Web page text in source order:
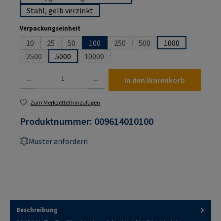
Stahl, gelb verzinkt
Verpackungseinheit
10(Diese Option ist zurzeit nicht verfügbar.)
25(Diese Option ist zurzeit nicht verfügbar.)
50(Diese Option ist zurzeit nicht verfügbar.)
100 250(Diese Option ist zurzeit nicht
500(Diese Option ist zurzeit
1000
2500(Diese Option ist zurzeit nicht verfügbar.)
5000 10000(Diese Option ist zurzeit nicht verfügbar.)
In den Warenkorb
Zum Merkzettel hinzufügen
Produktnummer: 009614010100
Muster anfordern
Beschreibung